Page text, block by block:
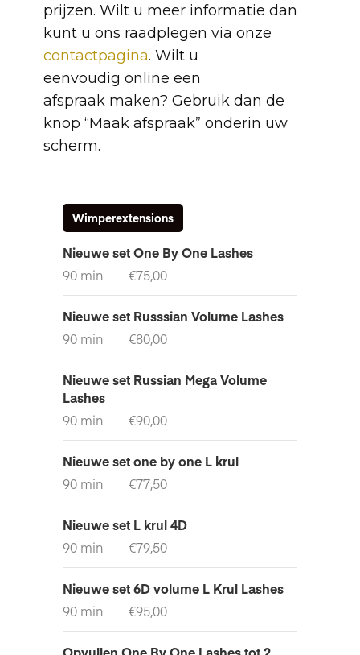
prijzen. Wilt u meer informatie dan
kunt u ons raadplegen via onze
contactpagina. Wilt u
eenvoudig online een
afspraak maken? Gebruik dan de
knop “Maak afspraak” onderin uw
scherm.